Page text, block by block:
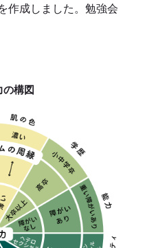
作成しました。勉強会
の構図